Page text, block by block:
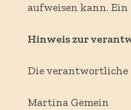
aufweisen kann.
Hinweis zur
Die verantwortliche
Martina Gemein